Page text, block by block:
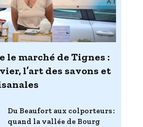
le marché de Tignes :
l’art des savons et
Du Beaufort aux colporteurs :
quand la vallée de Bourg